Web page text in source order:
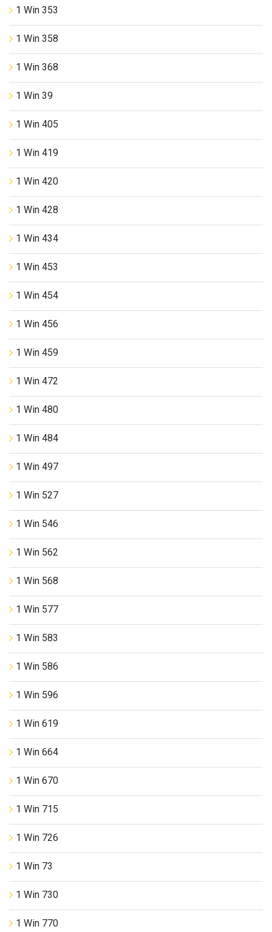
1 Win 353
1 Win 358
1 Win 368
1 Win 39
1 Win 405
1 Win 419
1 Win 420
1 Win 428
1 Win 434
1 Win 453
1 Win 454
1 Win 456
1 Win 459
1 Win 472
1 Win 480
1 Win 484
1 Win 497
1 Win 527
1 Win 546
1 Win 562
1 Win 568
1 Win 577
1 Win 583
1 Win 586
1 Win 596
1 Win 619
1 Win 664
1 Win 670
1 Win 715
1 Win 726
1 Win 73
1 Win 730
1 Win 770